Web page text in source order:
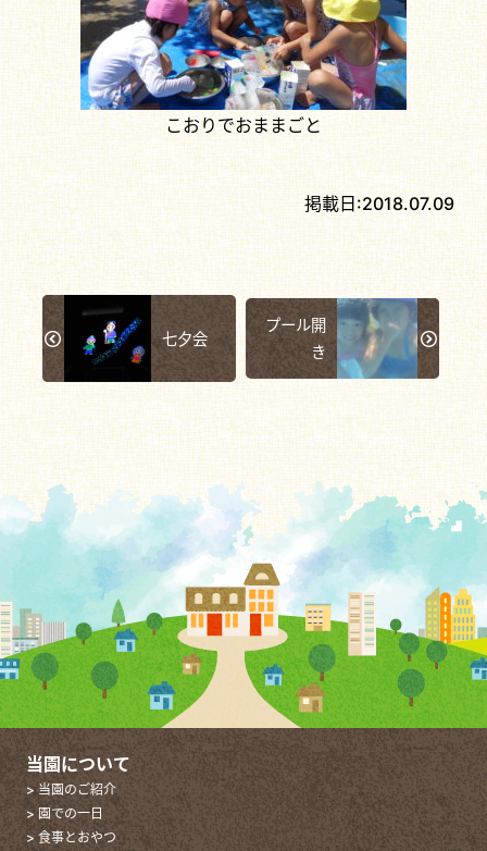
こおりでおままごと
掲載日:2018.07.09
七夕会
プール開
き
当園について
> 当園のご紹介
> 園での一日
> 食事とおやつ